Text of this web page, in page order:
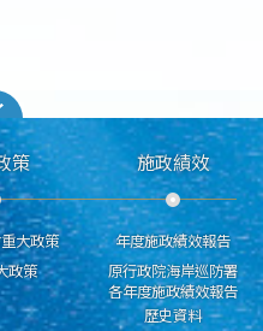
策
大政策
政策
施政績效
年度施政績效報告
原行政院海岸巡防署
各年度施政績效報告
歷史資料